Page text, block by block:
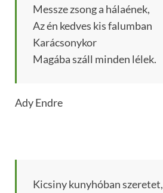
Messze zsong a hálaének,
Az én kedves kis falumban
Karácsonykor
Magába száll minden lélek.
Ady Endre
Kicsiny kunyhóban szeretet,